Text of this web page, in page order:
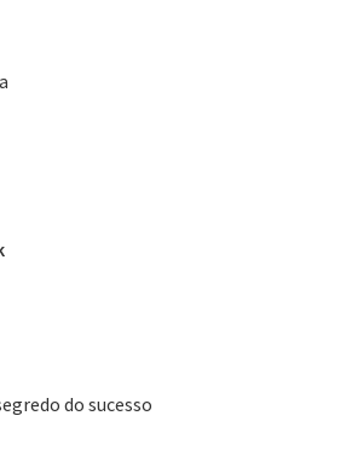
do sucesso